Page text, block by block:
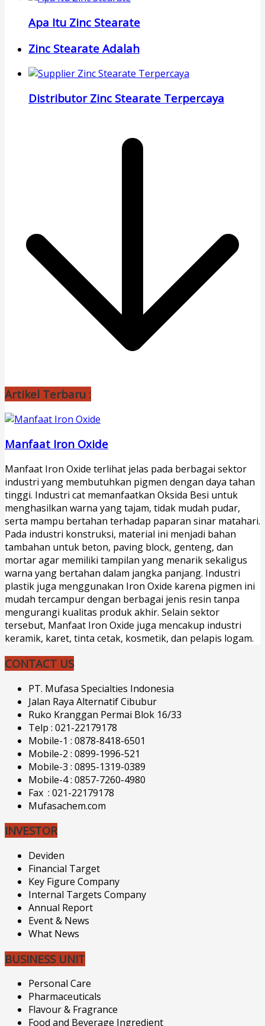
Apa Itu Zinc Stearate
Zinc Stearate Adalah
Distributor Zinc Stearate Terpercaya
Artikel Terbaru :
Manfaat Iron Oxide
Manfaat Iron Oxide terlihat jelas pada berbagai sektor
industri yang membutuhkan pigmen dengan daya tahan
tinggi. Industri cat memanfaatkan Oksida Besi untuk
menghasilkan warna yang tajam, tidak mudah pudar,
serta mampu bertahan terhadap paparan sinar matahari.
Pada industri konstruksi, material ini menjadi bahan
tambahan untuk beton, paving block, genteng, dan
mortar agar memiliki tampilan yang menarik sekaligus
warna yang bertahan dalam jangka panjang. Industri
plastik juga menggunakan Iron Oxide karena pigmen ini
mudah tercampur dengan berbagai jenis resin tanpa
mengurangi kualitas produk akhir. Selain sektor
tersebut, Manfaat Iron Oxide juga mencakup industri
keramik, karet, tinta cetak, kosmetik, dan pelapis logam.
CONTACT US
PT. Mufasa Specialties Indonesia
Jalan Raya Alternatif Cibubur
Ruko Kranggan Permai Blok 16/33
Telp : 021-22179178
Mobile-1 : 0878-8418-6501
Mobile-2 : 0899-1996-521
Mobile-3 : 0895-1319-0389
Mobile-4 : 0857-7260-4980
Fax : 021-22179178
Mufasachem.com
INVESTOR
Deviden
Financial Target
Key Figure Company
Internal Targets Company
Annual Report
Event & News
What News
BUSINESS UNIT
Personal Care
Pharmaceuticals
Flavour & Fragrance
Food and Beverage Ingredient